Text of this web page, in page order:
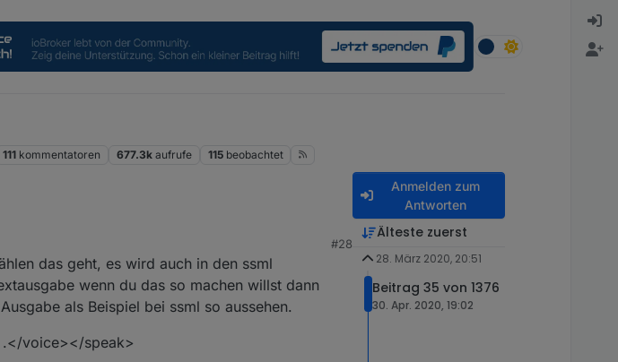
111 kommentatoren 677.3k aufrufe 115 beobachtet
eingebunden bekommst
leider keine Echo Geräte zum testen!
#28
das geht, es wird auch in den ssml
wenn du das so machen willst dann
als Beispiel bei ssml so aussehen.
.</voice></speak>
Anmelden zum
Antworten
Älteste zuerst
28. März 2020, 20:51
Beitrag 35 von 1376
30. Apr. 2020, 19:02